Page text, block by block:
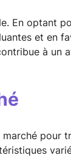
En optant
et en
à un
pour